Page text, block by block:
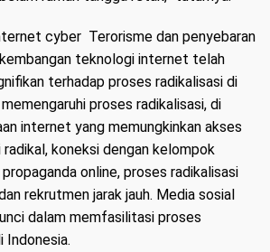
cyber Terorisme dan penyebaran
teknologi internet telah
terhadap proses radikalisasi di
proses radikalisasi, di
internet yang memungkinkan akses
koneksi dengan kelompok
online, proses radikalisasi
rekrutmen jarak jauh. Media sosial
dalam memfasilitasi proses
Indonesia.